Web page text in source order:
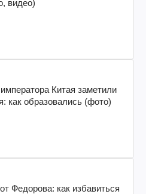
видео)
Китая заметили
как образовались (фото)
Федорова: как избавиться